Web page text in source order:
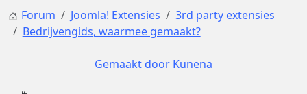
Forum Joomla! Extensies
3rd party extensies
Bedrijvengids, waarmee gemaakt?
Gemaakt door Kunena